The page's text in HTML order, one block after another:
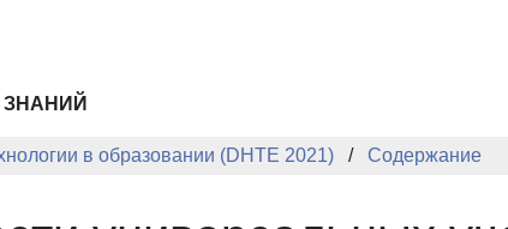
ЗНАНИЙ
в образовании (DHTE 2021) Содержание